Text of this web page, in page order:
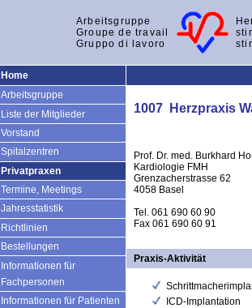
Arbeitsgruppe
Groupe de travail
Gruppo di lavoro
Home
Arbeitsgruppe
Liste der Mitglieder
Vorstand
Spitalzentren
Privatpraxen
Termine, Meetings
Jahresstatistik
Richtlinien
Bestellungen
Informationen für
Fachpersonen
Informationen für Patienten
1007 Herzpraxis
Prof. Dr. med. Burkhard
Kardiologie FMH
Grenzacherstrasse 62
4058 Basel
Tel. 061 690 60 90
Fax 061 690 60 91
Praxis-Aktivität
ICD-Implantation